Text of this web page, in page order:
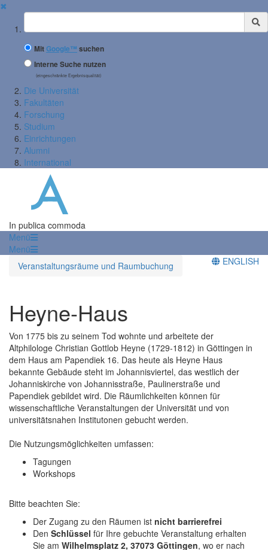
✖
Suchbegriff
MitGoogle™ suchen
Interne Suche nutzen
(eingeschränkte Ergebnisqualität)
Die Universität
Fakultäten
Forschung
Studium
Einrichtungen
Alumni
International
In publica commoda
Menü
Menü
Veranstaltungsräume und Raumbuchung
ENGLISH
Heyne-Haus
Von 1775 bis zu seinem Tod wohnte und arbeitete der
Altphilologe Christian Gottlob Heyne (1729-1812) in Göttingen in
dem Haus am Papendiek 16. Das heute als Heyne Haus
bekannte Gebäude steht im Johannisviertel, das westlich der
Johanniskirche von Johannisstraße, Paulinerstraße und
Papendiek gebildet wird. Die Räumlichkeiten können für
wissenschaftliche Veranstaltungen der Universität und von
universitätsnahen Institutonen gebucht werden.
Die Nutzungsmöglichkeiten umfassen:
Tagungen
Workshops
Bitte beachten Sie:
Der Zugang zu den Räumen ist nicht barrierefrei
Den Schlüssel für Ihre gebuchte Veranstaltung erhalten
Sie am Wilhelmsplatz 2, 37073 Göttingen, wo er nach